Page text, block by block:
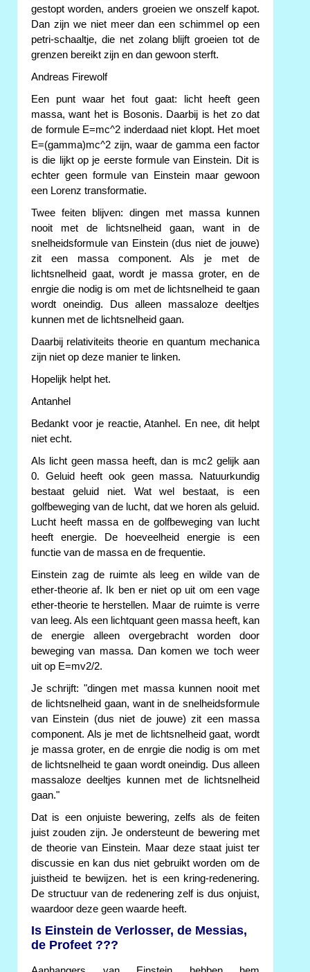
gestopt worden, anders groeien we onszelf kapot.
Dan zijn we niet meer dan een schimmel op een
petri-schaaltje, die net zolang blijft groeien tot de
grenzen bereikt zijn en dan gewoon sterft.
Andreas Firewolf
Een punt waar het fout gaat: licht heeft geen
massa, want het is Bosonis. Daarbij is het zo dat
de formule E=mc^2 inderdaad niet klopt. Het moet
E=(gamma)mc^2 zijn, waar de gamma een factor
is die lijkt op je eerste formule van Einstein. Dit is
echter geen formule van Einstein maar gewoon
een Lorenz transformatie.
Twee feiten blijven: dingen met massa kunnen
nooit met de lichtsnelheid gaan, want in de
snelheidsformule van Einstein (dus niet de jouwe)
zit een massa component. Als je met de
lichtsnelheid gaat, wordt je massa groter, en de
enrgie die nodig is om met de lichtsnelheid te gaan
wordt oneindig. Dus alleen massaloze deeltjes
kunnen met de lichtsnelheid gaan.
Daarbij relativiteits theorie en quantum mechanica
zijn niet op deze manier te linken.
Hopelijk helpt het.
Antanhel
Bedankt voor je reactie, Atanhel. En nee, dit helpt
niet echt.
Als licht geen massa heeft, dan is mc2 gelijk aan
0. Geluid heeft ook geen massa. Natuurkundig
bestaat geluid niet. Wat wel bestaat, is een
golfbeweging van de lucht, dat we horen als geluid.
Lucht heeft massa en de golfbeweging van lucht
heeft energie. De hoeveelheid energie is een
functie van de massa en de frequentie.
Einstein zag de ruimte als leeg en wilde van de
ether-theorie af. Ik ben er niet op uit om een vage
ether-theorie te herstellen. Maar de ruimte is verre
van leeg. Als een lichtquant geen massa heeft, kan
de energie alleen overgebracht worden door
beweging van massa. Dan komen we toch weer
uit op E=mv2/2.
Je schrijft: "dingen met massa kunnen nooit met
de lichtsnelheid gaan, want in de snelheidsformule
van Einstein (dus niet de jouwe) zit een massa
component. Als je met de lichtsnelheid gaat, wordt
je massa groter, en de enrgie die nodig is om met
de lichtsnelheid te gaan wordt oneindig. Dus alleen
massaloze deeltjes kunnen met de lichtsnelheid
gaan."
Dat is een onjuiste bewering, zelfs als de feiten
juist zouden zijn. Je ondersteunt de bewering met
de theorie van Einstein. Maar deze staat juist ter
discussie en kan dus niet gebruikt worden om de
juistheid te bewijzen. het is een kring-redenering.
De structuur van de redenering zelf is dus onjuist,
waardoor deze geen waarde heeft.
Is Einstein de Verlosser, de Messias,
de Profeet ???